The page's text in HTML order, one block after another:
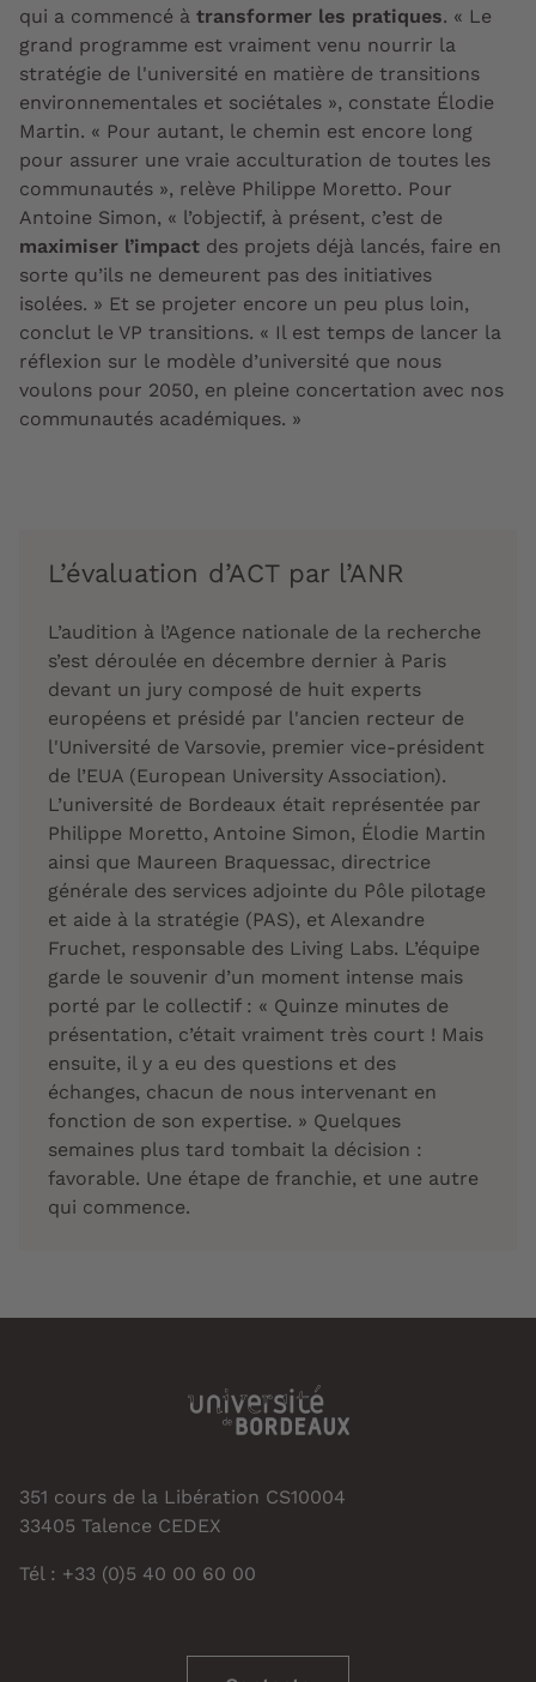
qui a commencé à transformer les pratiques. « Le
grand programme est vraiment venu nourrir la
stratégie de l'université en matière de transitions
environnementales et sociétales », constate Élodie
Martin. « Pour autant, le chemin est encore long
pour assurer une vraie acculturation de toutes les
communautés », relève Philippe Moretto. Pour
Antoine Simon, « l’objectif, à présent, c’est de
maximiser l’impact des projets déjà lancés, faire en
sorte qu’ils ne demeurent pas des initiatives
isolées. » Et se projeter encore un peu plus loin,
conclut le VP transitions. « Il est temps de lancer la
réflexion sur le modèle d’université que nous
voulons pour 2050, en pleine concertation avec nos
communautés académiques. »
L’évaluation d’ACT par l’ANR
L’audition à l’Agence nationale de la recherche
s’est déroulée en décembre dernier à Paris
devant un jury composé de huit experts
européens et présidé par l'ancien recteur de
l'Université de Varsovie, premier vice-président
de l’EUA (European University Association).
L’université de Bordeaux était représentée par
Philippe Moretto, Antoine Simon, Élodie Martin
ainsi que Maureen Braquessac, directrice
générale des services adjointe du Pôle pilotage
et aide à la stratégie (PAS), et Alexandre
Fruchet, responsable des Living Labs. L’équipe
garde le souvenir d’un moment intense mais
porté par le collectif : « Quinze minutes de
présentation, c’était vraiment très court ! Mais
ensuite, il y a eu des questions et des
échanges, chacun de nous intervenant en
fonction de son expertise. » Quelques
semaines plus tard tombait la décision :
favorable. Une étape de franchie, et une autre
qui commence.
351 cours de la Libération CS10004
33405 Talence CEDEX
Tél : +33 (0)5 40 00 60 00